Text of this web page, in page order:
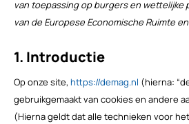
van toepassing op burgers en wettelijke
van de Europese Economische Ruimte
1. Introductie
Op onze site, https://demag.nl (hierna:
gebruikgemaakt van cookies en andere
(Hierna geldt dat alle technieken voor